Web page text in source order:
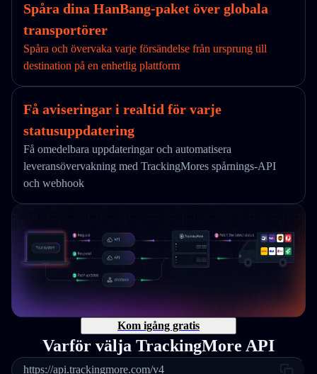
Spåra dina HanBang-paket över globala
transportörer
Spåra och övervaka varje försändelse från ursprung till
destination på en enhetlig plattform
Få aviseringar i realtid för varje
statusuppdatering
Få omedelbara uppdateringar och automatisera
leveransövervakning med TrackingMores spårnings-API
och webhook
Kom igång gratis
Varför välja TrackingMore API
https://api.trackingmore.com/v4